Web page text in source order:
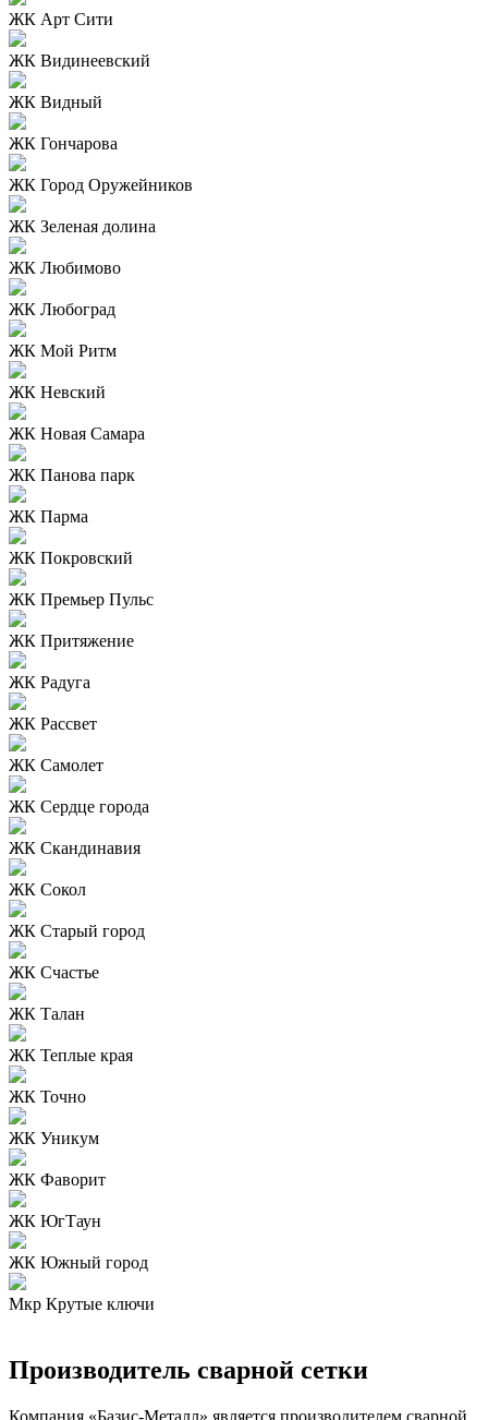
ЖК Арт Сити
ЖК Видинеевский
ЖК Видный
ЖК Гончарова
ЖК Город Оружейников
ЖК Зеленая долина
ЖК Любимово
ЖК Любоград
ЖК Мой Ритм
ЖК Невский
ЖК Новая Самара
ЖК Панова парк
ЖК Парма
ЖК Покровский
ЖК Премьер Пульс
ЖК Притяжение
ЖК Радуга
ЖК Рассвет
ЖК Самолет
ЖК Сердце города
ЖК Скандинавия
ЖК Сокол
ЖК Старый город
ЖК Счастье
ЖК Талан
ЖК Теплые края
ЖК Точно
ЖК Уникум
ЖК Фаворит
ЖК ЮгТаун
ЖК Южный город
Мкр Крутые ключи
Производитель сварной сетки
Компания «Базис-Металл» является производителем сварной